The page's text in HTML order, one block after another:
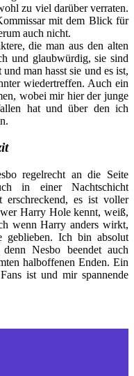
zu viel darüber verraten.
mit dem Blick für
auch nicht.
die man aus den alten
und glaubwürdig, sie sind
man hasst sie und es ist,
wiedertreffen. Auch ein
wobei mir hier der junge
hat und über den ich
regelrecht an die Seite
in einer Nachtschicht
erschreckend, es ist voller
Harry Hole kennt, weiß,
wenn Harry anders wirkt,
Ich bin absolut
Nesbo beendet auch
halboffenen Enden. Ein
ist und mir spannende